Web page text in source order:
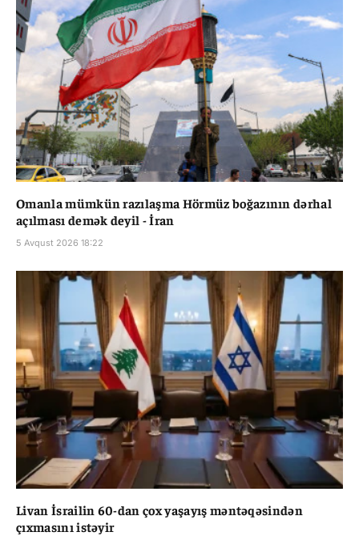
Omanla mümkün razılaşma Hörmüz boğazının dərhal
açılması demək deyil - İran
5 Avqust 2026 18:22
Livan İsrailin 60-dan çox yaşayış məntəqəsindən
çıxmasını istəyir